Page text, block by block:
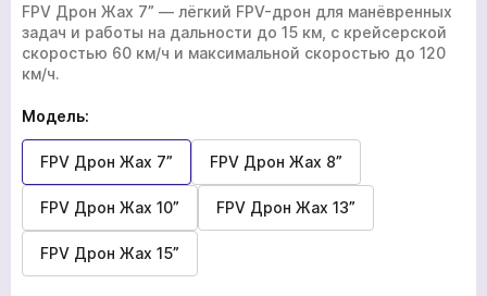
FPV Дрон Жах 7” — лёгкий FPV-дрон для манёвренных
задач и работы на дальности до 15 км, с крейсерской
скоростью 60 км/ч и максимальной скоростью до 120
км/ч.
Модель:
FPV Дрон Жах 7” FPV Дрон Жах 8”
FPV Дрон Жах 10” FPV Дрон Жах 13”
FPV Дрон Жах 15”